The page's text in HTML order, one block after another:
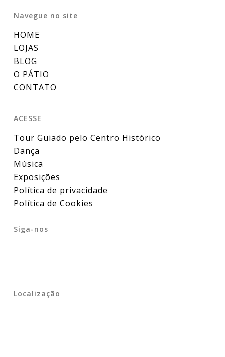
Navegue no site
HOME
LOJAS
BLOG
O PÁTIO
CONTATO
ACESSE
Tour Guiado pelo Centro Histórico
Dança
Música
Exposições
Política de privacidade
Política de Cookies
Siga-nos
Localização